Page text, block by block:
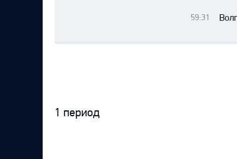
59:31
Протокол
1 период